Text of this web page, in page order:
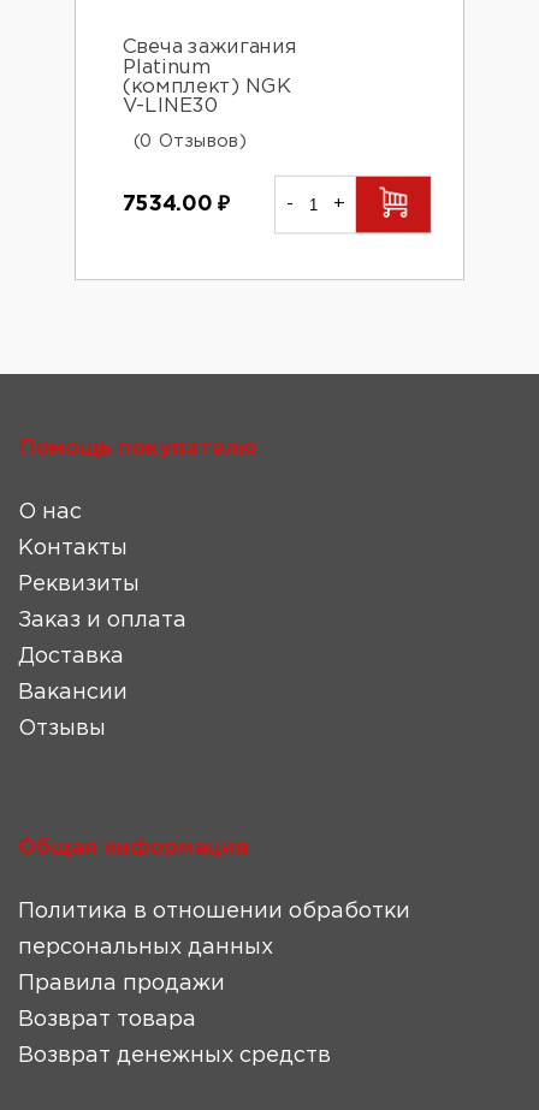
Свеча зажигания
Platinum
(комплект) NGK
V-LINE30
(0 Отзывов)
7534.00₽ - +
Помощь покупателю
О нас
Контакты
Реквизиты
Заказ и оплата
Доставка
Вакансии
Отзывы
Общая информация
Политика в отношении обработки
персональных данных
Правила продажи
Возврат товара
Возврат денежных средств